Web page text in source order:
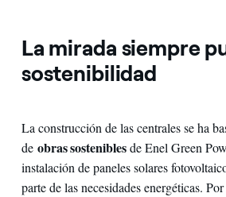
La mirada siempre
sostenibilidad
La construcción de las centrales se ha
de obras sosteniblesde Enel Green
instalación de paneles solares
parte de las necesidades energéticas.